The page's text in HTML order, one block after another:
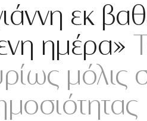
εκ
ημέρα»